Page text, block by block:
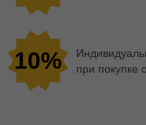
10%
при покупке